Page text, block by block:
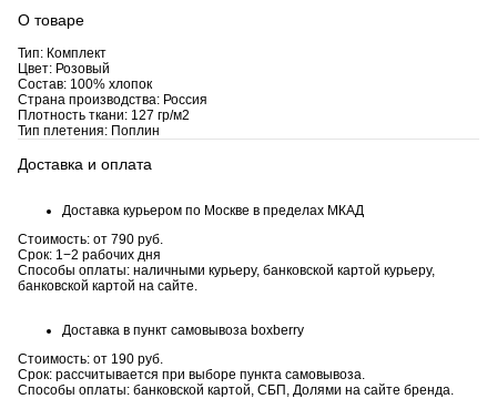
О товаре
Тип: Комплект
Цвет: Розовый
Состав: 100% хлопок
Страна производства: Россия
Плотность ткани: 127 гр/м2
Тип плетения: Поплин
Доставка и оплата
Доставка курьером по Москве в пределах МКАД
Стоимость: от 790 руб.
Срок: 1−2 рабочих дня
Способы оплаты: наличными курьеру, банковской картой курьеру,
банковской картой на сайте.
Доставка в пункт самовывоза boxberry
Стоимость: от 190 руб.
Срок: рассчитывается при выборе пункта самовывоза.
Способы оплаты: банковской картой, СБП, Долями на сайте бренда.